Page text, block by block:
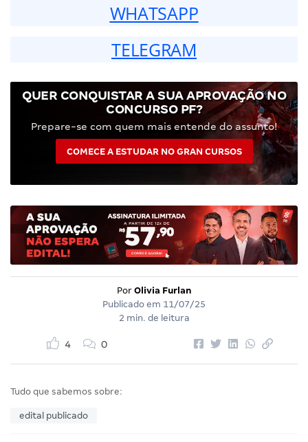
WHATSAPP
TELEGRAM
QUER CONQUISTAR A SUA APROVAÇÃO NO
CONCURSO PF?
Prepare-se com quem mais entende do assunto!
COMECE A ESTUDAR NO GRAN CURSOS
Por Olivia Furlan
Publicado em 11/07/25
2 min. de leitura
4 0
Tudo que sabemos sobre:
edital publicado